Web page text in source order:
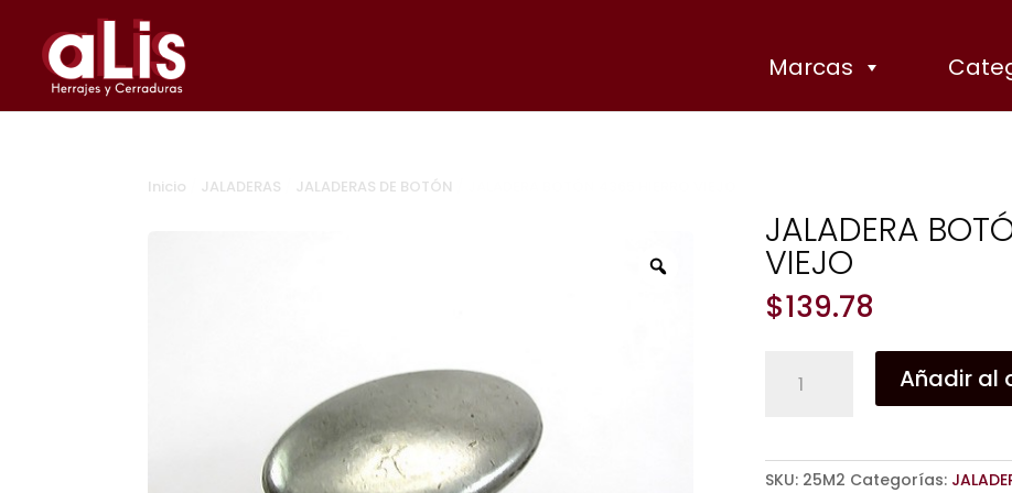
Marcas
Inicio JALADERAS JALADERAS DE BOTÓN
JALADERA
VIEJO
$139.78
BOTÓN
VIEJO
cantidad
Añadir al
SKU: 25M2 Categorías: